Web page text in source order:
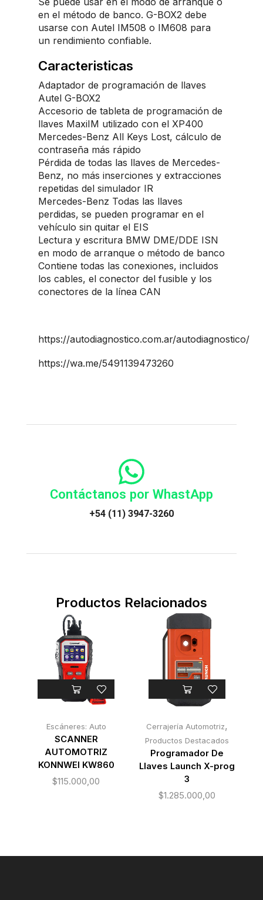
en el método de banco. G-BOX2 debe
usarse con Autel IM508 o IM608 para
un rendimiento confiable.
Caracteristicas
Adaptador de programación de llaves
Autel G-BOX2
Accesorio de tableta de programación de
llaves MaxiIM utilizado con el XP400
Mercedes-Benz All Keys Lost, cálculo de
contraseña más rápido
Pérdida de todas las llaves de Mercedes-
Benz, no más inserciones y extracciones
repetidas del simulador IR
Mercedes-Benz Todas las llaves
perdidas, se pueden programar en el
vehículo sin quitar el EIS
Lectura y escritura BMW DME/DDE ISN
en modo de arranque o método de banco
Contiene todas las conexiones, incluidos
los cables, el conector del fusible y los
conectores de la línea CAN
https://autodiagnostico.com.ar/autodiagnostico/
https://wa.me/5491139473260
Contáctanos por WhastApp
+54 (11) 3947-3260
Productos Relacionados
Escáneres: Auto
SCANNER
AUTOMOTRIZ
KONNWEI KW860
$115.000,00
Cerrajería Automotriz,
Productos Destacados
Programador De
Llaves Launch X-prog
3
$1.285.000,00